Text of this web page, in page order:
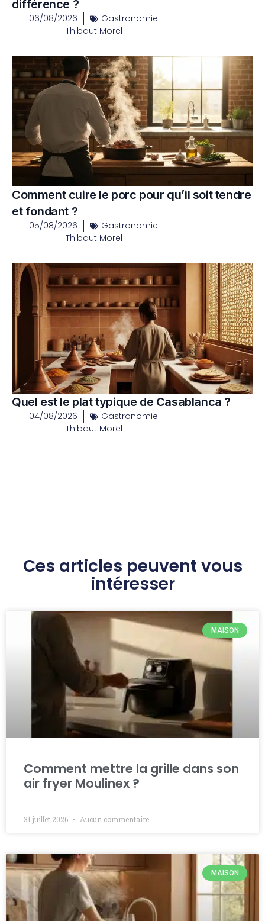
différence ?
06/08/2026
Gastronomie
Thibaut Morel
Comment cuire le porc pour qu’il soit tendre
et fondant ?
05/08/2026
Gastronomie
Thibaut Morel
Quel est le plat typique de Casablanca ?
04/08/2026
Gastronomie
Thibaut Morel
Ces articles peuvent vous
intéresser
MAISON
Comment mettre la grille dans son
air fryer Moulinex ?
31 juillet 2026 Aucun commentaire
MAISON